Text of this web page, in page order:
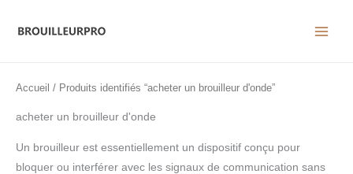
Accueil / Produits identifiés “acheter un brouilleur d'onde”
acheter un brouilleur d'onde
Un brouilleur est essentiellement un dispositif conçu pour
bloquer ou interférer avec les signaux de communication sans